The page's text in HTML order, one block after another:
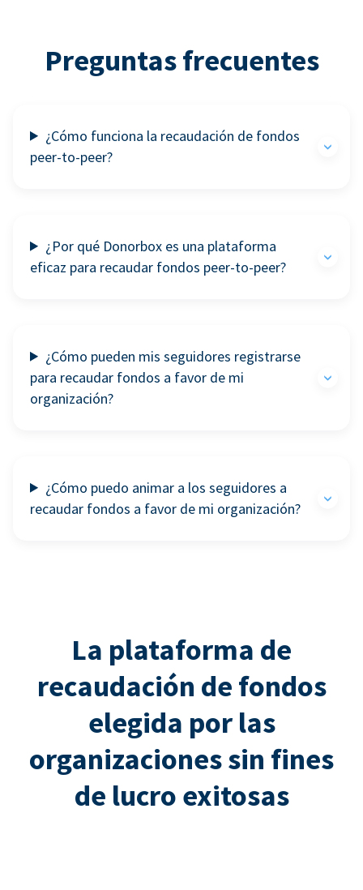
Preguntas frecuentes
¿Cómo funciona la recaudación de fondos
peer-to-peer?
¿Por qué Donorbox es una plataforma
eficaz para recaudar fondos peer-to-peer?
¿Cómo pueden mis seguidores registrarse
para recaudar fondos a favor de mi
organización?
¿Cómo puedo animar a los seguidores a
recaudar fondos a favor de mi organización?
La plataforma de
recaudación de fondos
elegida por las
organizaciones sin fines
de lucro exitosas